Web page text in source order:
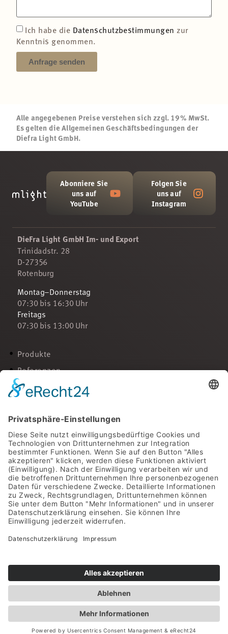
Ich habe die Datenschutzbestimmungen zur
Kenntnis genommen.
Anfrage senden
Alle angegebenen Preise verstehen sich zzgl. 19% MwSt.
Es gelten die Allgemeinen Geschäftsbedingungen der
Diefra Light GmbH.
Abonniere Sie
uns auf
YouTube
Folgen Sie
uns auf
Instagram
DieFra Light GmbH Im- und Export
Trinidadstr. 28
D-27356
Rotenburg
Montag–Donnerstag
07:30 bis 16:30 Uhr
Freitags
07:30 bis 13:00 Uhr
Produkte
Referenzen
Sanierung
Downloads
Kontakt
IHR ANLIEGEN IST UNS WICHTIG
Fragen oder Probleme mit einer Lieferung? Sprechen
Sie uns an—wir melden uns umgehend bei Ihnen
zurück.
© 2026 DieFra Light GmbH
ImpressumDatenschutzAGB